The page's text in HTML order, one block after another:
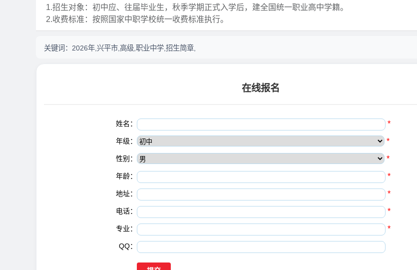
1.招生对象：初中应、往届毕业生，秋季学期正式入学后，建全国统一职业高中学籍。
2.收费标准：按照国家中职学校统一收费标准执行。
关键词： 2026年,兴平市,高级,职业中学,招生简章,
在线报名
姓名： *
年级： *
性别： *
年龄： *
地址： *
电话： *
专业： *
QQ：